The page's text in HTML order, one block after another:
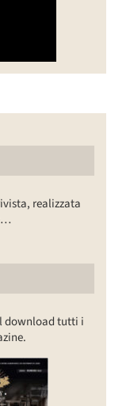
realizzata
download tutti i